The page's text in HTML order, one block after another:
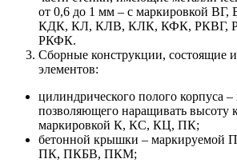
от 0,6 до 1 мм – с маркировкой
КДК, КЛ, КЛВ, КЛК, КФК, РКВГ,
РКФК.
Сборные конструкции, состоящие
элементов:
цилиндрического полого корпуса –
позволяющего наращивать высоту
маркировкой К, КС, КЦ, ПК;
бетонной крышки –
ПК, ПКБВ, ПКМ;